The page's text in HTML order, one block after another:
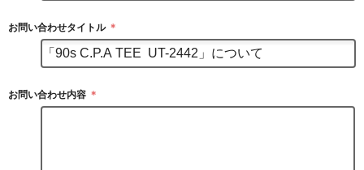
お問い合わせタイトル ＊
お問い合わせ内容 ＊